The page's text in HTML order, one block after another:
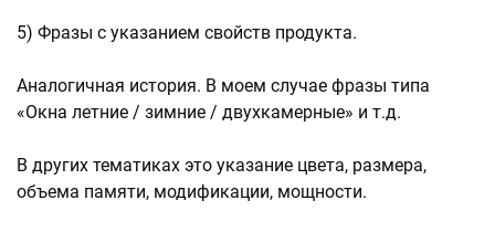
5) Фразы с указанием свойств продукта.
Аналогичная история. В моем случае фразы типа
«Окна летние / зимние / двухкамерные» и т.д.
В других тематиках это указание цвета, размера,
объема памяти, модификации, мощности.